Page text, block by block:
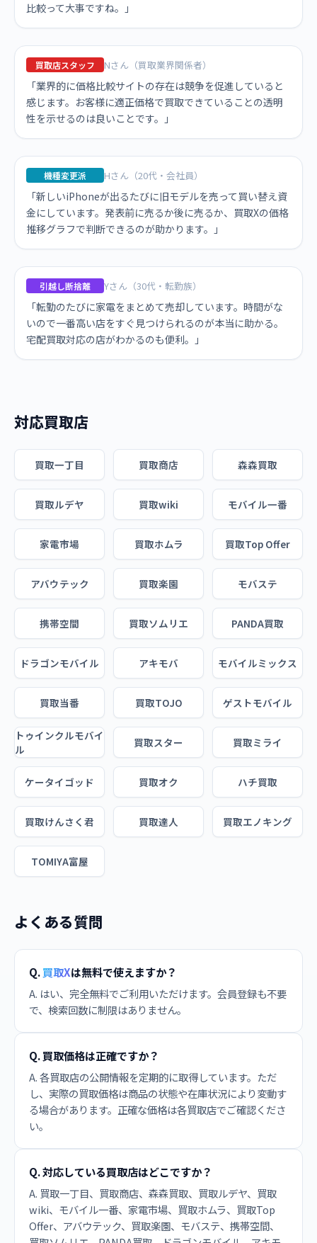
比較って大事ですね。」
買取店スタッフ Nさん（買取業界関係者）
「業界的に価格比較サイトの存在は競争を促進していると
感じます。お客様に適正価格で買取できていることの透明
性を示せるのは良いことです。」
機種変更派 Hさん（20代・会社員）
「新しいiPhoneが出るたびに旧モデルを売って買い替え資
金にしています。発表前に売るか後に売るか、買取Xの価格
推移グラフで判断できるのが助かります。」
引越し断捨離 Yさん（30代・転勤族）
「転勤のたびに家電をまとめて売却しています。時間がな
いので一番高い店をすぐ見つけられるのが本当に助かる。
宅配買取対応の店がわかるのも便利。」
対応買取店
買取一丁目 買取商店 森森買取
買取ルデヤ 買取wiki モバイル一番
家電市場 買取ホムラ 買取Top Offer
アバウテック 買取楽園 モバステ
携帯空間 買取ソムリエ PANDA買取
ドラゴンモバイル アキモバ モバイルミックス
買取当番 買取TOJO ゲストモバイル
トゥインクルモバイ
ル
買取スター 買取ミライ
ケータイゴッド 買取オク ハチ買取
買取けんさく君 買取達人 買取エノキング
TOMIYA富屋
よくある質問
Q.買取Xは無料で使えますか？
A. はい、完全無料でご利用いただけます。会員登録も不要
で、検索回数に制限はありません。
Q. 買取価格は正確ですか？
A. 各買取店の公開情報を定期的に取得しています。ただ
し、実際の買取価格は商品の状態や在庫状況により変動す
る場合があります。正確な価格は各買取店でご確認くださ
い。
Q. 対応している買取店はどこですか？
A. 買取一丁目、買取商店、森森買取、買取ルデヤ、買取
wiki、モバイル一番、家電市場、買取ホムラ、買取Top
Offer、アバウテック、買取楽園、モバステ、携帯空間、